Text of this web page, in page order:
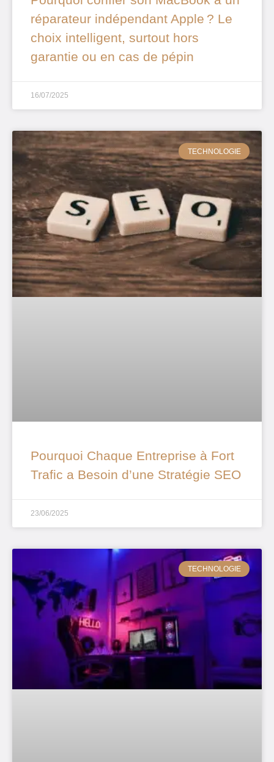
réparateur indépendant Apple ? Le
choix intelligent, surtout hors
garantie ou en cas de pépin
16/07/2025
TECHNOLOGIE
Pourquoi Chaque Entreprise à Fort
Trafic a Besoin d’une Stratégie SEO
23/06/2025
TECHNOLOGIE